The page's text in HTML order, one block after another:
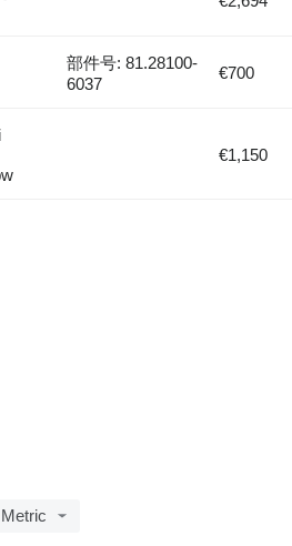
部件号: 81.28100-
6037
€700
€1,150
Metric